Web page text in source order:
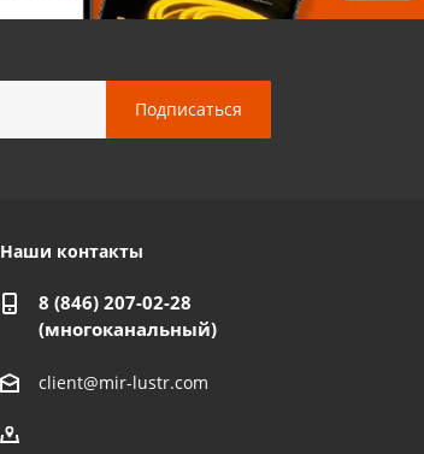
Наши контакты
8 (846) 207-02-28
(многоканальный)
client@mir-lustr.com